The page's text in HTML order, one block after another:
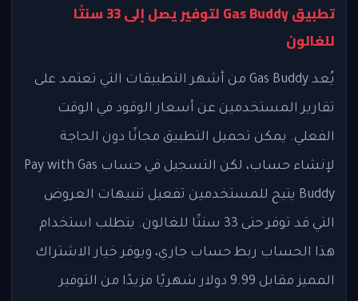
تطبيق Gas Buddy لتوفير يصل إلى 33 سنتًا
للغالون
يُعد Gas Buddy من أشهر التطبيقات التي تعتمد على
تقارير المستخدمين عن أسعار الوقود في الوقت
الفعلي. يمكن تحميل التطبيق مجانًا دون الحاجة
لإنشاء حساب، لكن التسجيل في حساب Pay with Gas
Buddy يتيح للمستخدمين تفعيل تنبيهات العروض
التي قد توفر حتى 33 سنتًا للغالون. يتطلب استخدام
هذا الحساب ربط حساب جاري، ويوفر خيار الاشتراك
المميز مقابل 9.99 دولار شهريًا مزيدًا من التوفير